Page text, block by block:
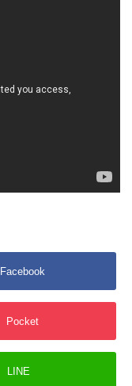
Facebook
Pocket
LINE